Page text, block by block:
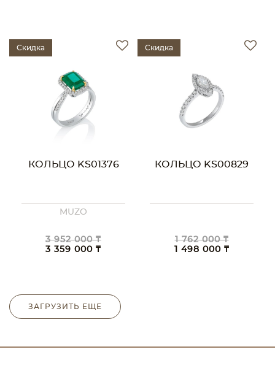
Скидка
КОЛЬЦО KS01376
MUZO
3 952 000 ₸
3 359 000 ₸
Скидка
КОЛЬЦО KS00829
1 762 000 ₸
1 498 000 ₸
ЗАГРУЗИТЬ ЕЩЕ